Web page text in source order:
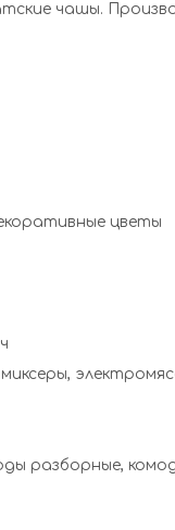
чашы.
цветы
разборные,